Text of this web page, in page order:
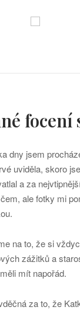
focení
dny jsem
uviděla, skoro
a za
ale fotky mi
na to, že si
zážitků a
mít napořád.
za to, že